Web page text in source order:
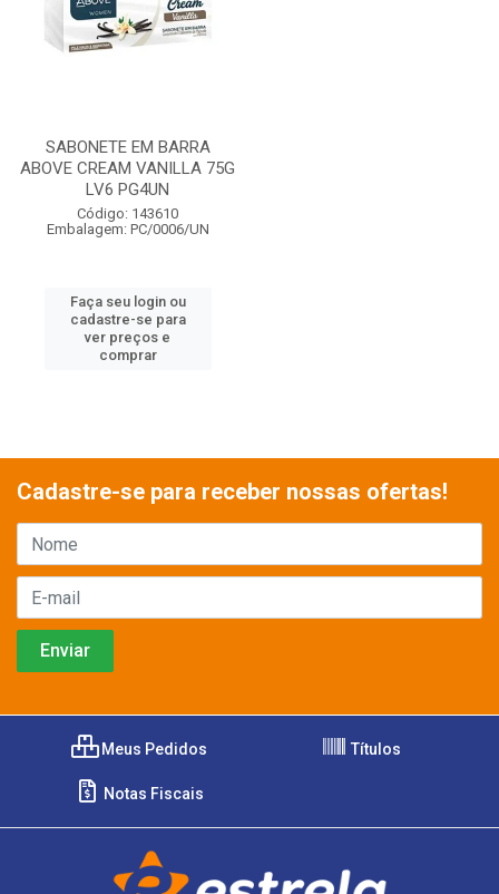
SABONETE EM BARRA
ABOVE CREAM VANILLA 75G
LV6 PG4UN
Código: 143610
Embalagem: PC/0006/UN
Faça seu login ou
cadastre-se para
ver preços e
comprar
Cadastre-se para receber nossas ofertas!
Meus Pedidos Títulos
Notas Fiscais